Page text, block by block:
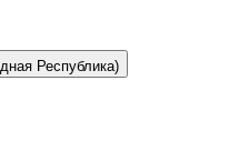
Республика)